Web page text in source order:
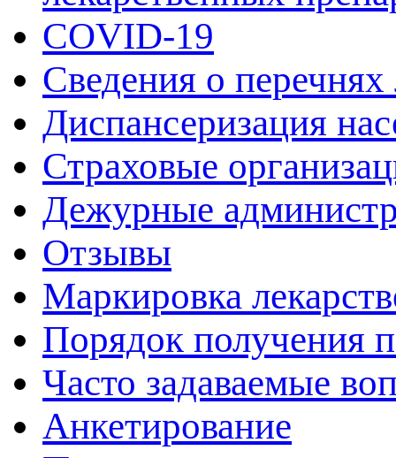
COVID-19
Сведения о перечнях
Диспансеризация
Страховые
Дежурные
Отзывы
Маркировка
Порядок получения
Часто задаваемые
Анкетирование